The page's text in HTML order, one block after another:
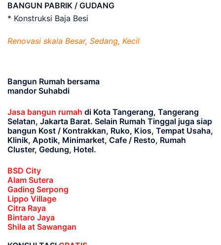
BANGUN PABRIK / GUDANG
* Konstruksi Baja Besi
Renovasi skala Besar, Sedang, Kecil
Bangun Rumah bersama
mandor Suhabdi
Jasa bangun rumah di Kota Tangerang, Tangerang
Selatan, Jakarta Barat. Selain Rumah Tinggal juga siap
bangun Kost / Kontrakkan, Ruko, Kios, Tempat Usaha,
Klinik, Apotik, Minimarket, Cafe / Resto, Rumah
Cluster, Gedung, Hotel.
BSD City
Alam Sutera
Gading Serpong
Lippo Village
Citra Raya
Bintaro Jaya
Shila at Sawangan